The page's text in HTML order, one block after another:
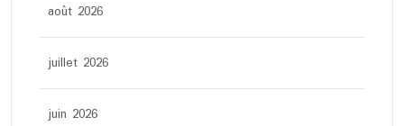
août 2026
juillet 2026
juin 2026